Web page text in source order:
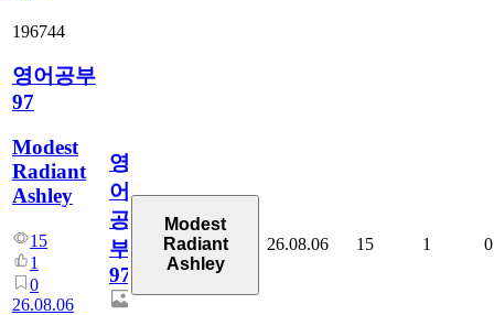
196744
영어공부
97
Modest
Radiant
Ashley
15
1
0
26.08.06
영
어
공
부
97
Modest
Radiant
Ashley
26.08.06 15 1 0